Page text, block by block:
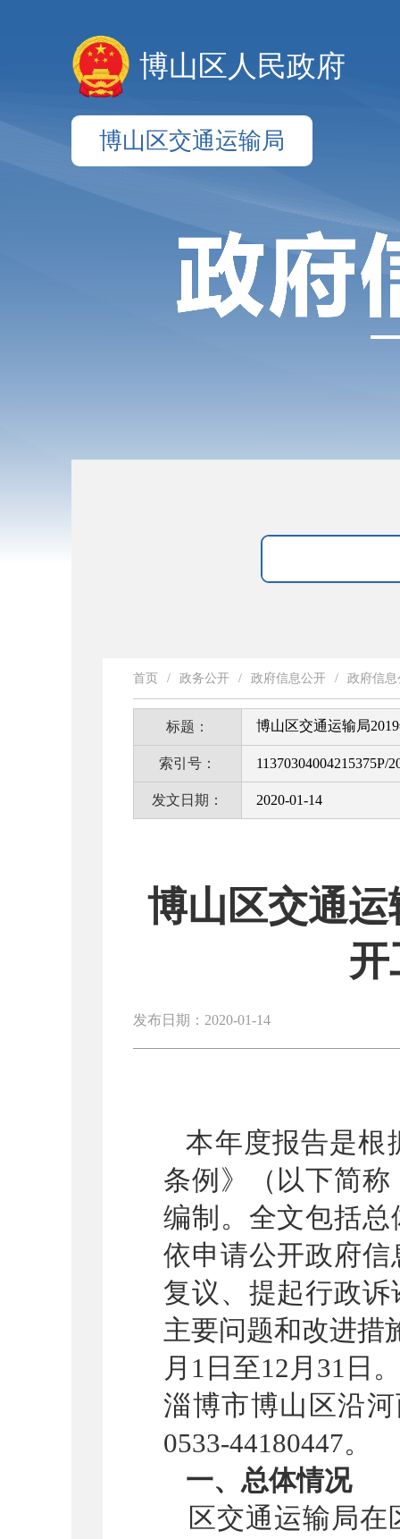
博山区人民政府
博山区交通运输局
首页 / 政务公开 / 政府信息公开 / 政府信
标题： 博山区交通运输局
索引号： 11370304004215375P/
发文日期： 2020-01-14
博山区交通
开
发布日期：2020-01-14
本年度报告是根
条例》（以下简
编制。全文包括
依申请公开政府
复议、提起行政
主要问题和改进措
月1日至12月31日
淄博市博山区沿
0533-44180447。
一、总体情况
区交通运输局